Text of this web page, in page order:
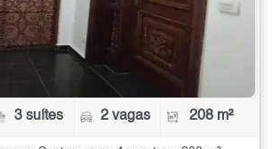
3 suítes 2 vagas 208 m²